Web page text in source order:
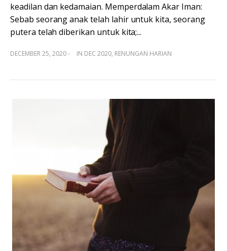
keadilan dan kedamaian. Memperdalam Akar Iman:
Sebab seorang anak telah lahir untuk kita, seorang
putera telah diberikan untuk kita;...
DECEMBER 25, 2020 - IN DEC 2020, RENUNGAN HARIAN